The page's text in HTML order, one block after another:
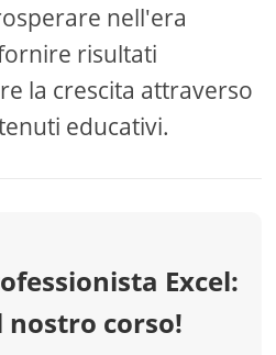
nell'era
risultati
la crescita attraverso
educativi.
Excel:
corso!